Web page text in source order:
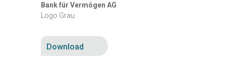
Bank für Vermögen AG
Logo Grau
Download